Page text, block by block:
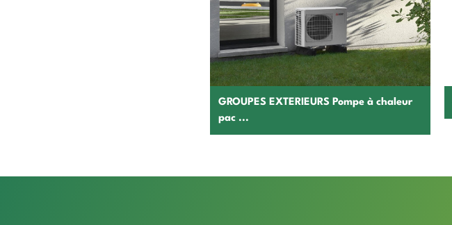
GROUPES EXTERIEURS Pompe à chaleur
pac ...